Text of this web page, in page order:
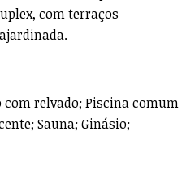
um sistema de
do ar, temperatura
estão disponíveis dois
com terraços